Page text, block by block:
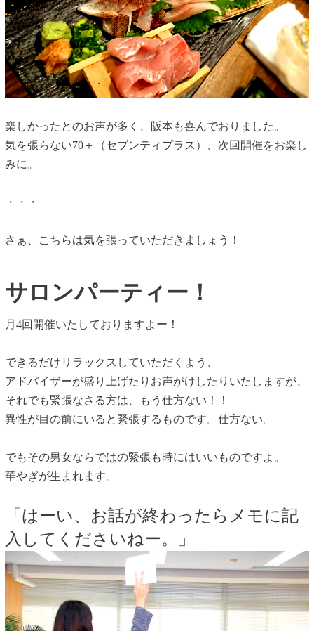
楽しかったとのお声が多く、阪本も喜んでおりました。
気を張らない70＋（セブンティプラス）、次回開催をお楽し
みに。
・・・
さぁ、こちらは気を張っていただきましょう！
サロンパーティー！
月4回開催いたしておりますよー！
できるだけリラックスしていただくよう、
アドバイザーが盛り上げたりお声がけしたりいたしますが、
それでも緊張なさる方は、もう仕方ない！！
異性が目の前にいると緊張するものです。仕方ない。
でもその男女ならではの緊張も時にはいいものですよ。
華やぎが生まれます。
「はーい、お話が終わったらメモに記
入してくださいねー。」